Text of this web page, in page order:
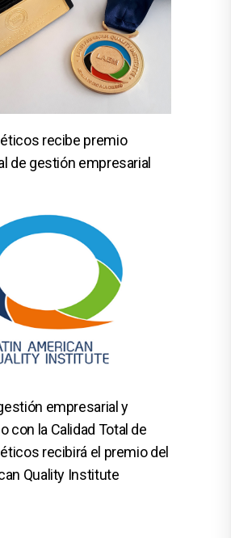
recibe premio
de gestión empresarial
empresarial y
con la Calidad Total de
recibirá el premio del
Quality Institute